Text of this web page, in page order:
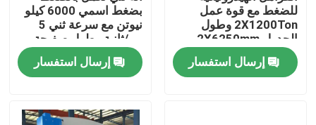
المنزل
للضغط مع قوة عمل
2X1200Ton وطول
الجدول 2X6250mm
لفترة خدمة طويلة
إرسال استفسار
بضغط اسمي 6000 كيلو
نيوتن مع سرعة ثني 5
مم/ثانية وطول صفيحة
2200-7000 مم
إرسال استفسار